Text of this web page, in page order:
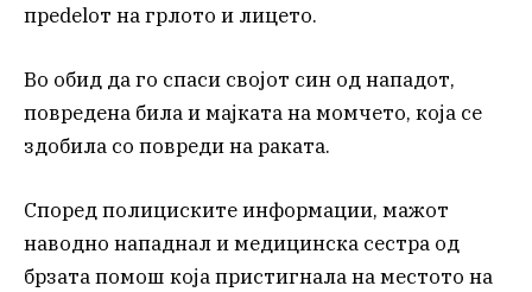
преdelот на грлото и лицето.
Во обид да го спаси својот син од нападот,
повредена била и мајката на момчето, која се
здобила со повреди на раката.
Според полициските информации, мажот
наводно нападнал и медицинска сестра од
брзата помош која пристигнала на местото на